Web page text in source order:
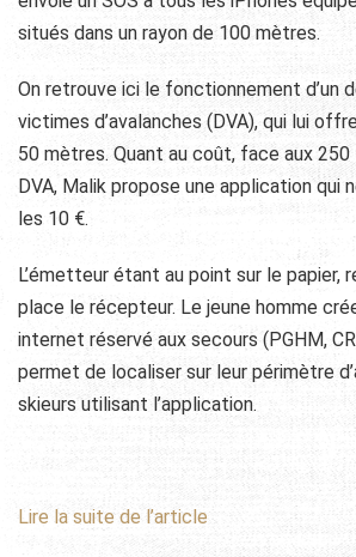
situés dans un rayon de 100 mètres.
On retrouve ici le fonctionnement d’un
victimes d’avalanches (DVA), qui lui
50 mètres. Quant au coût, face aux 250
DVA, Malik propose une application qui
les 10 €.
L’émetteur étant au point sur le papier,
place le récepteur. Le jeune homme
internet réservé aux secours (PGHM,
permet de localiser sur leur périmètre
skieurs utilisant l’application.
Lire la suite de l’article